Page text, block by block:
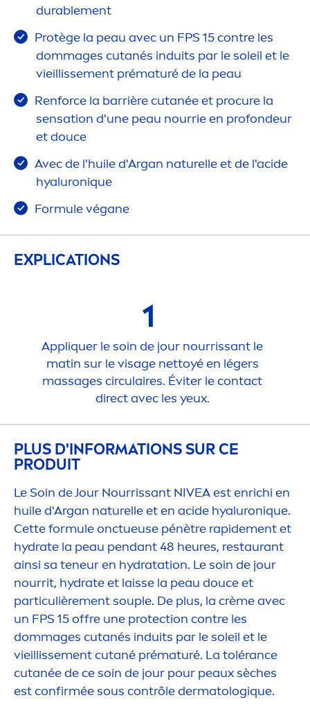
durablement
Protège la peau avec un FPS 15 contre les
dommages cutanés induits par le soleil et le
vieillissement prématuré de la peau
Renforce la barrière cutanée et procure la
sensation d'une peau nourrie en profondeur
et douce
Avec de l'huile d'Argan naturelle et de l'acide
hyaluronique
Formule végane
EXPLICATIONS
1
Appliquer le soin de jour nourrissant le
matin sur le visage nettoyé en légers
massages circulaires. Éviter le contact
direct avec les yeux.
PLUS D'INFORMATIONS SUR CE
PRODUIT
Le Soin de Jour Nourrissant NIVEAest enrichi en
huile d'Argan naturelle et en acide hyaluronique.
Cette formule onctueuse pénètre rapidement et
hydrate la peau pendant 48 heures, restaurant
ainsi sa teneur en hydratation. Le soin de jour
nourrit, hydrate et laisse la peau douce et
particulièrement souple. De plus, la crème avec
un FPS 15 offre une protection contre les
dommages cutanés induits par le soleil et le
vieillissement cutané prématuré. La tolérance
cutanée de ce soin de jour pour peaux sèches
est confirmée sous contrôle dermatologique.